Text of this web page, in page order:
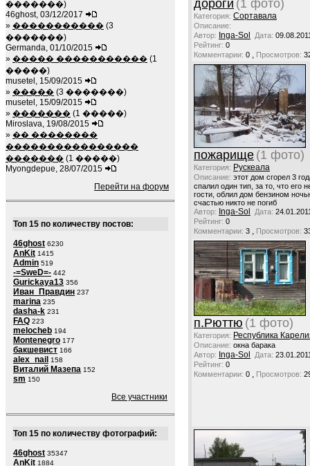
�������)
46ghost, 03/12/2017
» ����������� (3
�������)
Germanda, 01/10/2015
» ����� ����������� (1
�����)
musetel, 15/09/2015
» ����� (3 �������)
musetel, 15/09/2015
» ������� (1 �����)
Miroslava, 19/08/2015
» �� ��������
����������������
������� (1 �����)
Myongdepue, 28/07/2015
Перейти на форум
Топ 15 по количеству постов:
46ghost 6230
AnKit 1415
Admin 519
-=SweD=- 442
Gurickaya13 356
Иван_Правдин 237
marina 235
dasha-k 231
FAQ 223
melocheb 194
Montenegro 177
бакшевист 166
alex_nail 158
Виталий Мазепа 152
sm 150
Все участники
Топ 15 по количеству фотографий:
46ghost 35347
AnKit 1884
дороги (1 фото)
Категория: Сортавала
Описание:
Автор: Inga-Sol Дата:
Рейтинг: 0
Комментарии: 0 , Просмотров:
пожарище (1 фото)
Категория: Рускеала
Описание: этот дом сгорел 3
спалил один тип, за то, что его
гости, облил дом бензином
счастью никто не погиб
Автор: Inga-Sol Дата:
Рейтинг: 0
Комментарии: 3 , Просмотров:
п.Рюттю (1 фото)
Категория: Республика
Описание: окна барака
Автор: Inga-Sol Дата:
Рейтинг: 0
Комментарии: 0 , Просмотров: